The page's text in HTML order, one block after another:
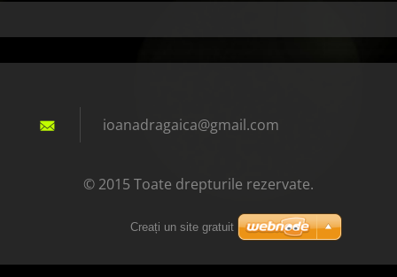
ioanadragaica@gmail.com
© 2015 Toate drepturile rezervate.
Creați un site gratuit